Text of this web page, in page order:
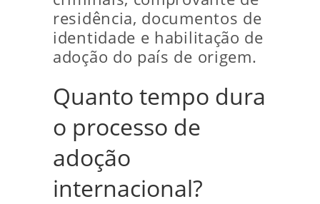
residência, documentos de
identidade e habilitação de
adoção do país de origem.
Quanto tempo dura
o processo de
adoção
internacional?